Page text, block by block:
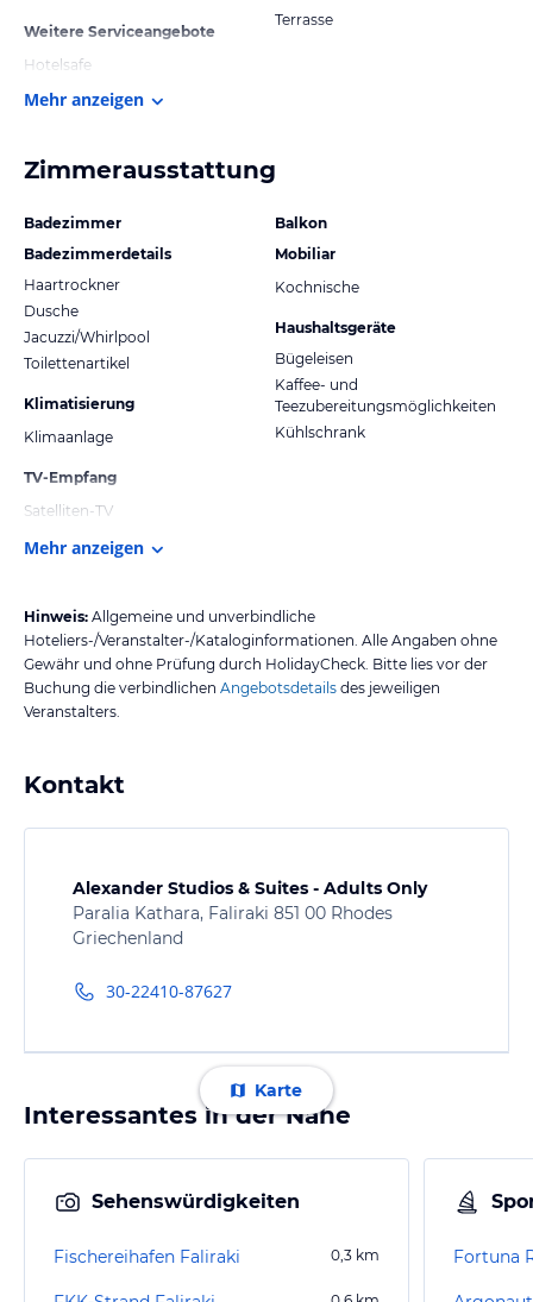
Weitere Serviceangebote
Hotelsafe
Terrasse
Mehr anzeigen
Zimmerausstattung
Badezimmer
Badezimmerdetails
Haartrockner
Dusche
Jacuzzi/Whirlpool
Toilettenartikel
Klimatisierung
Klimaanlage
TV-Empfang
Satelliten-TV
Balkon
Mobiliar
Kochnische
Haushaltsgeräte
Bügeleisen
Kaffee- und
Teezubereitungsmöglichkeiten
Kühlschrank
Mehr anzeigen
Hinweis: Allgemeine und unverbindliche
Hoteliers-/Veranstalter-/Kataloginformationen. Alle Angaben ohne
Gewähr und ohne Prüfung durch HolidayCheck. Bitte lies vor der
Buchung die verbindlichen Angebotsdetails des jeweiligen
Veranstalters.
Kontakt
Alexander Studios & Suites - Adults Only
Paralia Kathara, Faliraki 851 00 Rhodes
Griechenland
30-22410-87627
Karte
Interessantes in der Nähe
Sehenswürdigkeiten
Fischereihafen Faliraki 0,3 km Fortuna